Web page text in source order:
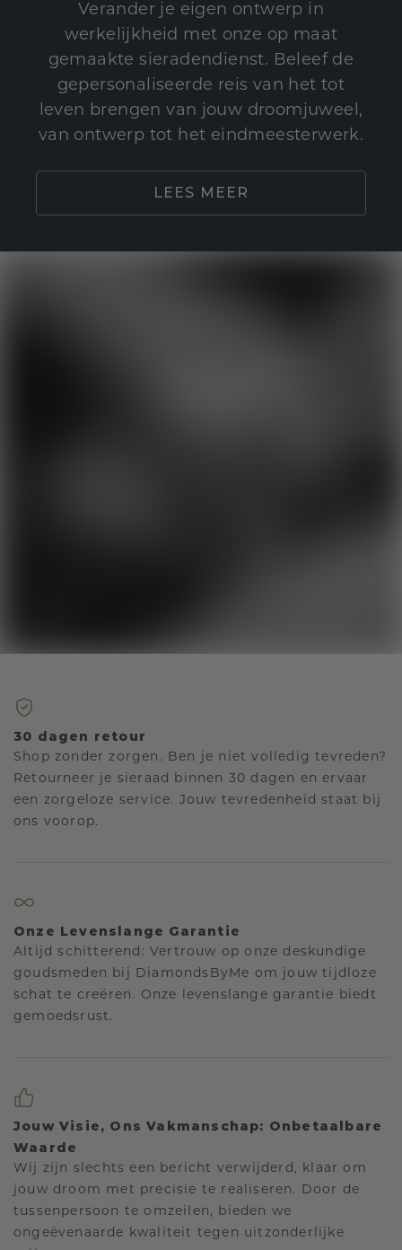
Verander je eigen ontwerp in
werkelijkheid met onze op maat
gemaakte sieradendienst. Beleef de
gepersonaliseerde reis van het tot
leven brengen van jouw droomjuweel,
van ontwerp tot het eindmeesterwerk.
LEES MEER
30 dagen retour
Shop zonder zorgen. Ben je niet volledig tevreden?
Retourneer je sieraad binnen 30 dagen en ervaar
een zorgeloze service. Jouw tevredenheid staat bij
ons voorop.
Onze Levenslange Garantie
Altijd schitterend: Vertrouw op onze deskundige
goudsmeden bij DiamondsByMe om jouw tijdloze
schat te creëren. Onze levenslange garantie biedt
gemoedsrust.
Jouw Visie, Ons Vakmanschap: Onbetaalbare
Waarde
Wij zijn slechts een bericht verwijderd, klaar om
jouw droom met precisie te realiseren. Door de
tussenpersoon te omzeilen, bieden we
ongeëvenaarde kwaliteit tegen uitzonderlijke